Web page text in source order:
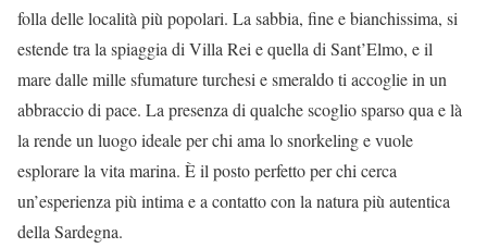
folla delle località più popolari. La sabbia, fine e bianchissima, si
estende tra la spiaggia di Villa Rei e quella di Sant’Elmo, e il
mare dalle mille sfumature turchesi e smeraldo ti accoglie in un
abbraccio di pace. La presenza di qualche scoglio sparso qua e là
la rende un luogo ideale per chi ama lo snorkeling e vuole
esplorare la vita marina. È il posto perfetto per chi cerca
un’esperienza più intima e a contatto con la natura più autentica
della Sardegna.